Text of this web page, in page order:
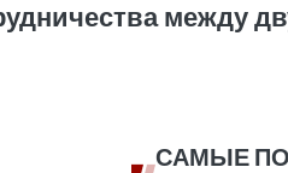
между
САМЫЕ